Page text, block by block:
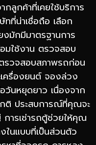
กลูกค้าที่เคยใช้บริการ
ที่น่าเชื่อถือ เลือก
มักมีมาตรฐานการ
มใช้งาน ตรวจสอบ
รวจสอบสภาพรถก่อน
ครื่องยนต์ จองล่วง
วันหยุดยาว เนื่องจาก
ติ ประสบการณ์ที่คุณจะ
การเช่ารถตู้ช่วยให้คุณ
ในแบบที่เป็นส่วนตัว